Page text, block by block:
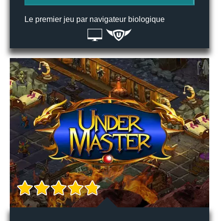
Le premier jeu par navigateur biologique